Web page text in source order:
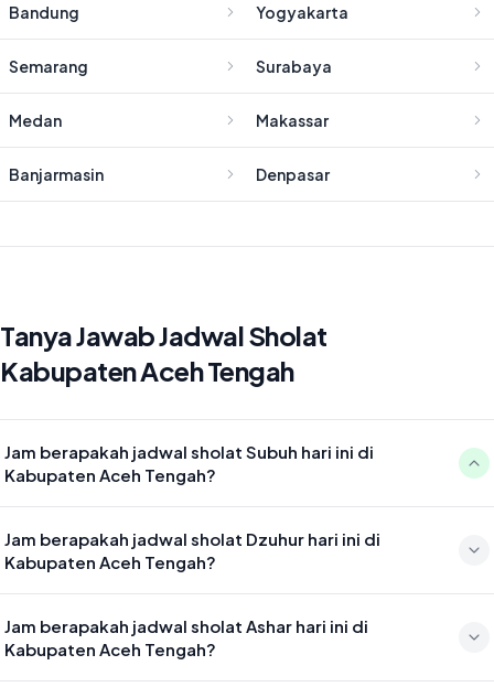
Bandung Yogyakarta
Semarang Surabaya
Medan Makassar
Banjarmasin Denpasar
Tanya Jawab Jadwal Sholat
Kabupaten Aceh Tengah
Jam berapakah jadwal sholat Subuh hari ini di
Kabupaten Aceh Tengah?
05:11
Jam berapakah jadwal sholat Dzuhur hari ini di
Kabupaten Aceh Tengah?
12:42
Jam berapakah jadwal sholat Ashar hari ini di
Kabupaten Aceh Tengah?